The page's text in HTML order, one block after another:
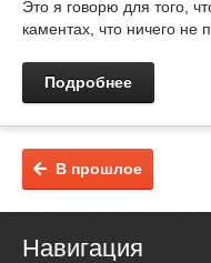
Это я говорю для того,
каментах, что ничего не
Подробнее
В прошлое
Навигация